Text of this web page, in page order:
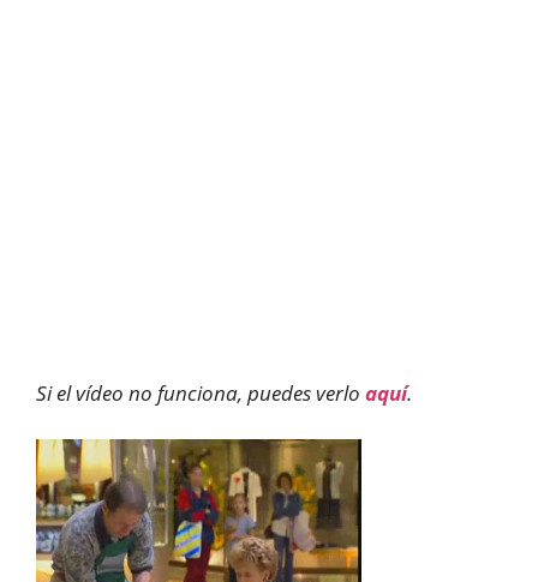
Si el vídeo no funciona, puedes verlo aquí.